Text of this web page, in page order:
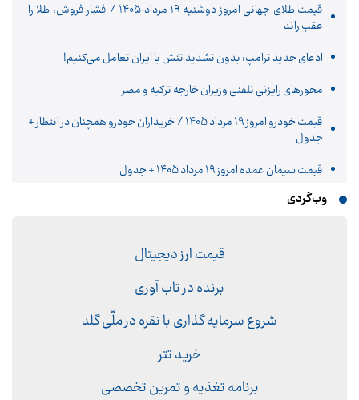
قیمت طلای جهانی امروز دوشنبه ۱۹ مرداد ۱۴۰۵ / فشار فروش، طلا را
عقب راند
ادعای جدید ترامپ: بدون تشدید تنش با ایران تعامل می‌کنیم!
محورهای رایزنی تلفنی وزیران خارجه ترکیه و مصر
قیمت خودرو امروز 19 مرداد 1405 / خریداران خودرو همچنان در انتظار +
جدول
قیمت سیمان عمده امروز ۱۹ مرداد ۱۴۰۵ + جدول
وب‌گردی
قیمت ارز دیجیتال
برنده در تاب آوری
شروع سرمایه گذاری با نقره در ملّی گلد
خرید تتر
برنامه تغذیه و تمرین تخصصی